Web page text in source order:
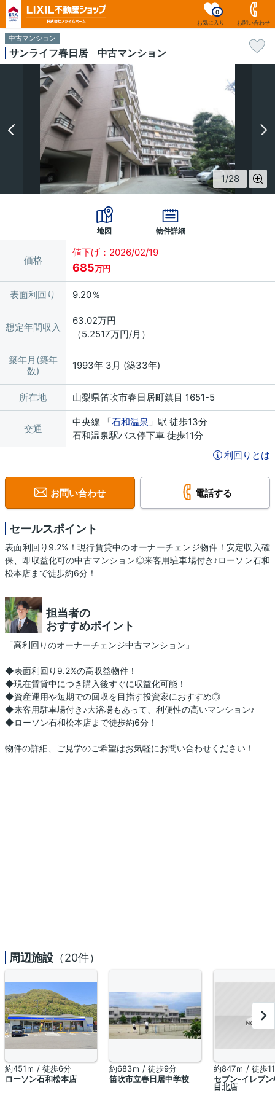
お気に入り
0
お問い合わせ
中古マンション
サンライフ春日居 中古マンション
1/28
地図 物件詳細
価格
値下げ：2026/02/19
685万円
表面利回り 9.20％
想定年間収入
63.02万円
（5.2517万円/月）
築年月(築年
数)
1993年 3月 (築33年)
所在地 山梨県笛吹市春日居町鎮目 1651-5
交通
中央線 「石和温泉 」駅 徒歩13分
石和温泉駅バス停下車 徒歩11分
利回りとは
お問い合わせ 電話する
セールスポイント
表面利回り9.2%！現行賃貸中のオーナーチェンジ物件！安定収入確
保、即収益化可の中古マンション◎来客用駐車場付き♪ローソン石和
松本店まで徒歩約6分！
担当者の
おすすめポイント
「高利回りのオーナーチェンジ中古マンション」
◆表面利回り9.2%の高収益物件！
◆現在賃貸中につき購入後すぐに収益化可能！
◆資産運用や短期での回収を目指す投資家におすすめ◎
◆来客用駐車場付き♪大浴場もあって、利便性の高いマンション♪
◆ローソン石和松本店まで徒歩約6分！
物件の詳細、ご見学のご希望はお気軽にお問い合わせください！
周辺施設 （20件）
約451ｍ / 徒歩6分
ローソン石和松本店
約683ｍ / 徒歩9分
笛吹市立春日居中学校
約847ｍ / 徒歩
セブン-イレブン
目北店